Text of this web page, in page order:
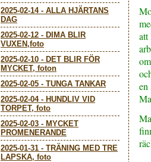
2025-02-14- ALLA HJÄRTANS
DAG
2025-02-12 - DIMA BLIR
VUXEN,foto
2025-02-10 - DET BLIR FÖR
MYCKET, foton
2025-02-05 - TUNGA TANKAR
2025-02-04- HUNDLIV VID
TORPET, foto
2025-02-03 - MYCKET
PROMENERANDE
2025-01-31 - TRÄNING MED TRE
LAPSKA, foto
att
en